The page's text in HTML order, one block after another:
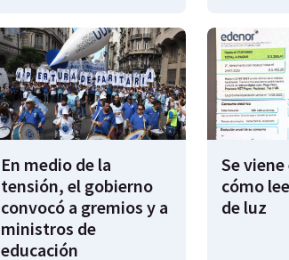
En medio de la
tensión, el gobierno
convocó a gremios y a
ministros de
educación
Se
cómo
de luz